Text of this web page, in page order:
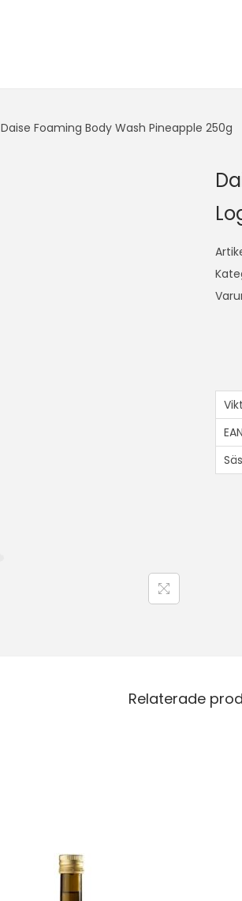
Daise Foaming Body Wash Pineapple 250g
Vikt
EAN
Relaterade